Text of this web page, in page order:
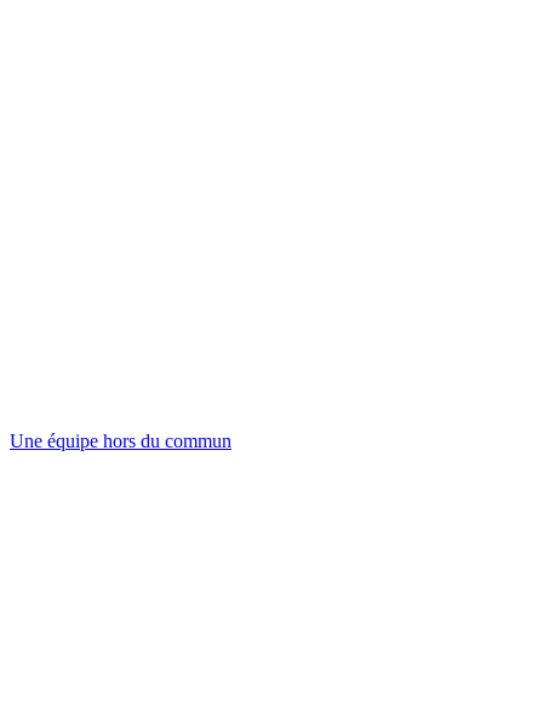
Une équipe hors du commun